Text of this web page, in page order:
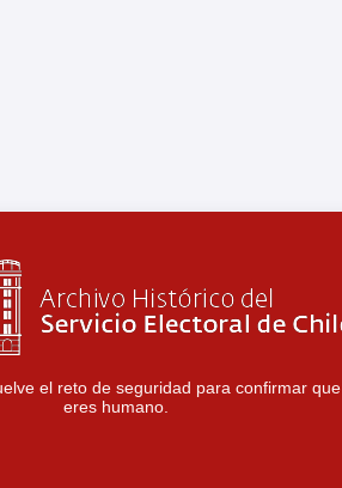
el reto de seguridad para confirmar que
eres humano.